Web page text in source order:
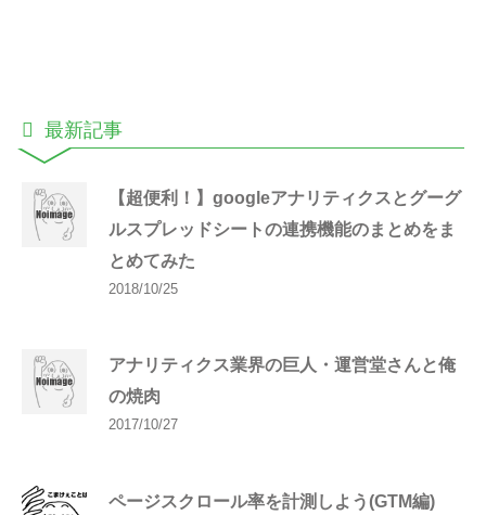
最新記事
【超便利！】googleアナリティクスとグーグ
ルスプレッドシートの連携機能のまとめをま
とめてみた
2018/10/25
アナリティクス業界の巨人・運営堂さんと俺
の焼肉
2017/10/27
ページスクロール率を計測しよう(GTM編)